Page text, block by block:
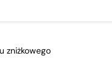
zniżkowego